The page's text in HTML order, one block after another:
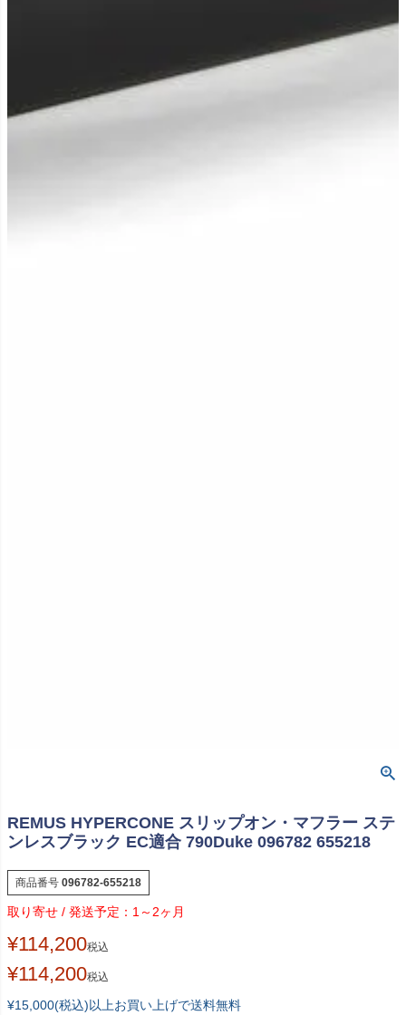
REMUS HYPERCONE スリップオン・マフラー ステ
ンレスブラック EC適合 790Duke 096782 655218
商品番号 096782-655218
1～2ヶ月
¥114,200税込
¥114,200税込
¥15,000(税込)以上お買い上げで送料無料